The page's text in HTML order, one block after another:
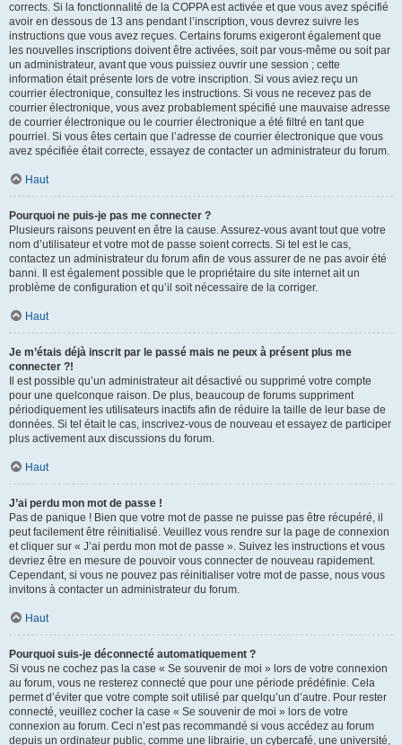
corrects. Si la fonctionnalité de la COPPA est activée et que vous avez spécifié
avoir en dessous de 13 ans pendant l’inscription, vous devrez suivre les
instructions que vous avez reçues. Certains forums exigeront également que
les nouvelles inscriptions doivent être activées, soit par vous-même ou soit par
un administrateur, avant que vous puissiez ouvrir une session ; cette
information était présente lors de votre inscription. Si vous aviez reçu un
courrier électronique, consultez les instructions. Si vous ne recevez pas de
courrier électronique, vous avez probablement spécifié une mauvaise adresse
de courrier électronique ou le courrier électronique a été filtré en tant que
pourriel. Si vous êtes certain que l’adresse de courrier électronique que vous
avez spécifiée était correcte, essayez de contacter un administrateur du forum.
Haut
Pourquoi ne puis-je pas me connecter ?
Plusieurs raisons peuvent en être la cause. Assurez-vous avant tout que votre
nom d’utilisateur et votre mot de passe soient corrects. Si tel est le cas,
contactez un administrateur du forum afin de vous assurer de ne pas avoir été
banni. Il est également possible que le propriétaire du site internet ait un
problème de configuration et qu’il soit nécessaire de la corriger.
Haut
Je m’étais déjà inscrit par le passé mais ne peux à présent plus me
connecter ?!
Il est possible qu’un administrateur ait désactivé ou supprimé votre compte
pour une quelconque raison. De plus, beaucoup de forums suppriment
périodiquement les utilisateurs inactifs afin de réduire la taille de leur base de
données. Si tel était le cas, inscrivez-vous de nouveau et essayez de participer
plus activement aux discussions du forum.
Haut
J’ai perdu mon mot de passe !
Pas de panique ! Bien que votre mot de passe ne puisse pas être récupéré, il
peut facilement être réinitialisé. Veuillez vous rendre sur la page de connexion
et cliquer sur « J’ai perdu mon mot de passe ». Suivez les instructions et vous
devriez être en mesure de pouvoir vous connecter de nouveau rapidement.
Cependant, si vous ne pouvez pas réinitialiser votre mot de passe, nous vous
invitons à contacter un administrateur du forum.
Haut
Pourquoi suis-je déconnecté automatiquement ?
Si vous ne cochez pas la case « Se souvenir de moi » lors de votre connexion
au forum, vous ne resterez connecté que pour une période prédéfinie. Cela
permet d’éviter que votre compte soit utilisé par quelqu’un d’autre. Pour rester
connecté, veuillez cocher la case « Se souvenir de moi » lors de votre
connexion au forum. Ceci n’est pas recommandé si vous accédez au forum
depuis un ordinateur public, comme une librairie, un cybercafé, une université,